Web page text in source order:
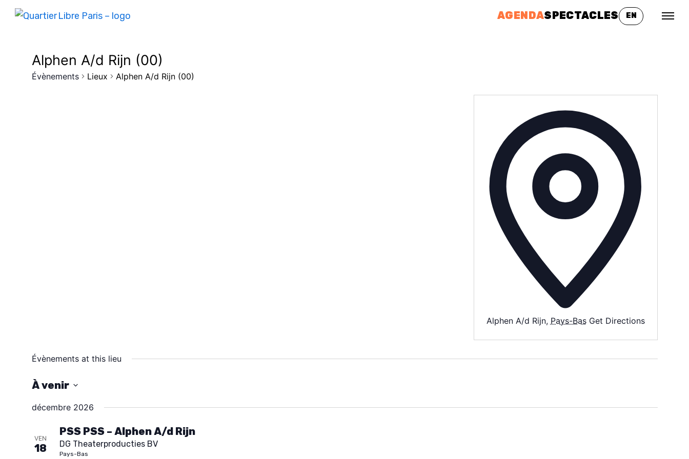
AGENDASPECTACLES EN
Alphen A/d Rijn (00)
Évènements Lieux Alphen A/d Rijn (00)
Alphen A/d Rijn, Pays-Bas Get Directions
Évènements at this lieu
À venir
e
décembre 2026
VEN
18
PSS PSS – Alphen A/d Rijn
DG Theaterproducties BV
Pays-Bas